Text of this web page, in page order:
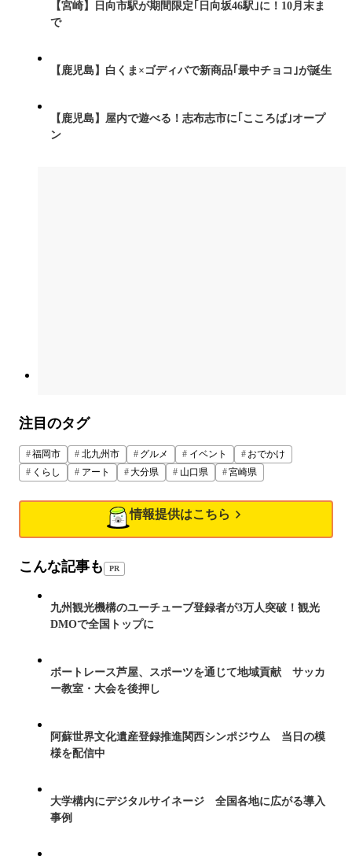
【宮崎】日向市駅が期間限定｢日向坂46駅｣に！10月末ま
で
【鹿児島】白くま×ゴディバで新商品｢最中チョコ｣が誕生
【鹿児島】屋内で遊べる！志布志市に｢こころば｣オープ
ン
注目のタグ
福岡市 北九州市 グルメ イベント
おでかけ
くらし
アート 大分県 山口県 宮崎県
情報提供はこちら
こんな記事も PR
九州観光機構のユーチューブ登録者が3万人突破！観光
DMOで全国トップに
ボートレース芦屋、スポーツを通じて地域貢献 サッカ
ー教室・大会を後押し
阿蘇世界文化遺産登録推進関西シンポジウム 当日の模
様を配信中
大学構内にデジタルサイネージ 全国各地に広がる導入
事例